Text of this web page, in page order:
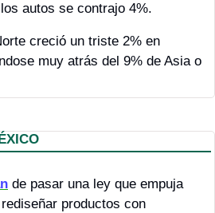
autos se contrajo 4%.
creció un triste 2% en
muy atrás del 9% de Asia o
de pasar una ley que empuja
productos con